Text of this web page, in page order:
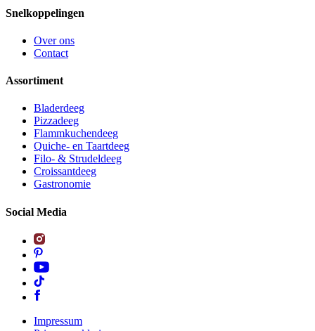
Snelkoppelingen
Over ons
Contact
Assortiment
Bladerdeeg
Pizzadeeg
Flammkuchendeeg
Quiche- en Taartdeeg
Filo- & Strudeldeeg
Croissantdeeg
Gastronomie
Social Media
Impressum